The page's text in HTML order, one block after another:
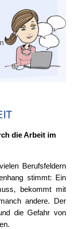
die Arbeit im
Berufsfeldern
stimmt: Ein
bekommt mit
andere. Der
die Gefahr von